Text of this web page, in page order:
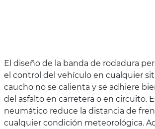
El diseño de la banda de rodadura
el control del vehículo en cualquier
caucho no se calienta y se adhiere
del asfalto en carretera o en circuito.
neumático reduce la distancia de
cualquier condición meteorológica.